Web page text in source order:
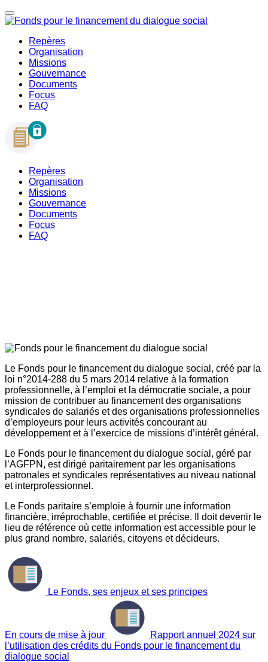
Repères
Organisation
Missions
Gouvernance
Documents
Focus
FAQ
Repères
Organisation
Missions
Gouvernance
Documents
Focus
FAQ
Le Fonds pour le financement du dialogue social, créé par la
loi n°2014-288 du 5 mars 2014 relative à la formation
professionnelle, à l’emploi et la démocratie sociale, a pour
mission de contribuer au financement des organisations
syndicales de salariés et des organisations professionnelles
d’employeurs pour leurs activités concourant au
développement et à l’exercice de missions d’intérêt général.
Le Fonds pour le financement du dialogue social, géré par
l’AGFPN, est dirigé paritairement par les organisations
patronales et syndicales représentatives au niveau national
et interprofessionnel.
Le Fonds paritaire s’emploie à fournir une information
financière, irréprochable, certifiée et précise. Il doit devenir le
lieu de référence où cette information est accessible pour le
plus grand nombre, salariés, citoyens et décideurs.
Le Fonds, ses enjeux et ses principes
En cours de mise à jour
Rapport annuel 2024 sur
l’utilisation des crédits du Fonds pour le financement du
dialogue social